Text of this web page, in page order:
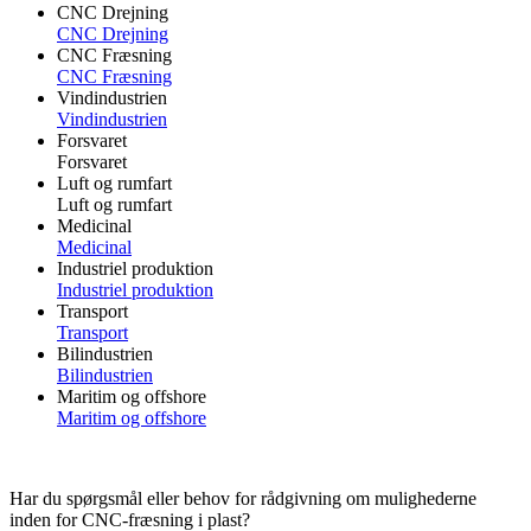
CNC Drejning
CNC Drejning
CNC Fræsning
CNC Fræsning
Vindindustrien
Vindindustrien
Forsvaret
Forsvaret
Luft og rumfart
Luft og rumfart
Medicinal
Medicinal
Industriel produktion
Industriel produktion
Transport
Transport
Bilindustrien
Bilindustrien
Maritim og offshore
Maritim og offshore
Har du spørgsmål eller behov for rådgivning om mulighederne
inden for CNC-fræsning i plast?